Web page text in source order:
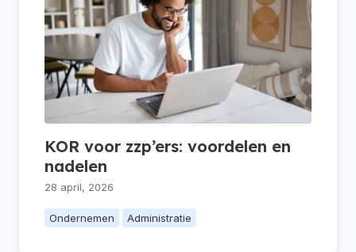
KOR voor zzp’ers: voordelen en
nadelen
28 april, 2026
Ondernemen Administratie